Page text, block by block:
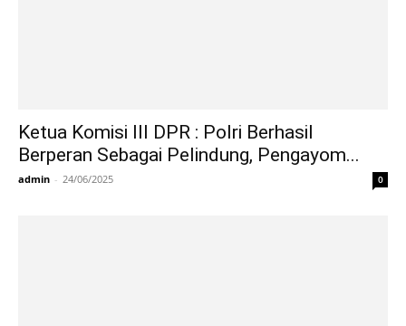
Ketua Komisi III DPR : Polri Berhasil
Berperan Sebagai Pelindung, Pengayom...
admin - 24/06/2025 0